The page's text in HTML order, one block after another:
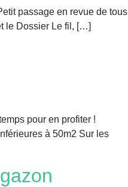
passage en revue de tous
le Dossier Le fil, […]
pour en profiter !
à 50m2 Sur les